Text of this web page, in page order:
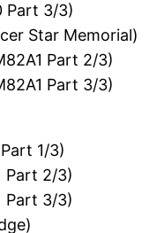
Part 3/3)
Star Memorial)
Part 2/3)
Part 3/3)
1/3)
Part 2/3)
Part 3/3)